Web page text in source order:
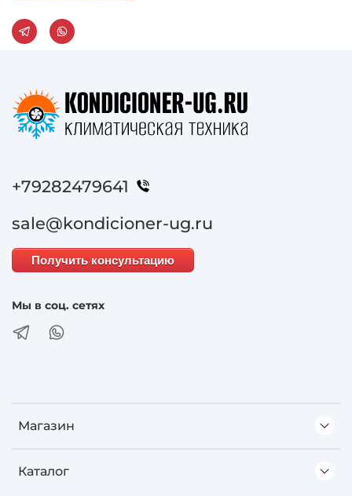
Магазин
Каталог
+79282479641
sale@kondicioner-ug.ru
Получить консультацию
Мы в соц. сетях